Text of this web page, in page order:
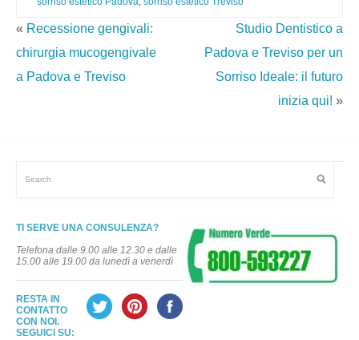
« Recessione gengivali:
chirurgia mucogengivale
a Padova e Treviso
Studio Dentistico a
Padova e Treviso per un
Sorriso Ideale: il futuro
inizia qui! »
TI SERVE UNA CONSULENZA?
Telefona dalle 9.00 alle 12.30 e dalle
15.00 alle 19.00 da lunedì a venerdì
RESTA IN
CONTATTO
CON NOI.
SEGUICI SU: